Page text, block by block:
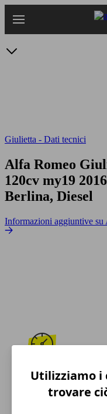
Giulietta - Dati tecnici
Alfa Romeo
120cv my19
Berlina, Diesel
Informazioni aggiuntive
195 km/h
Velocità massima
Utilizziamo i
trovare